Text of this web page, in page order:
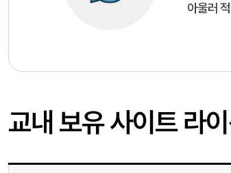
아울러
교내 보유 사이트 라